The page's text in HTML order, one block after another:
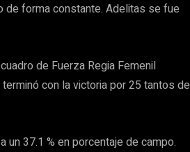
de forma constante. Adelitas se fue
de Fuerza Regia Femenil
con la victoria por 25 tantos de
37.1 % en porcentaje de campo.